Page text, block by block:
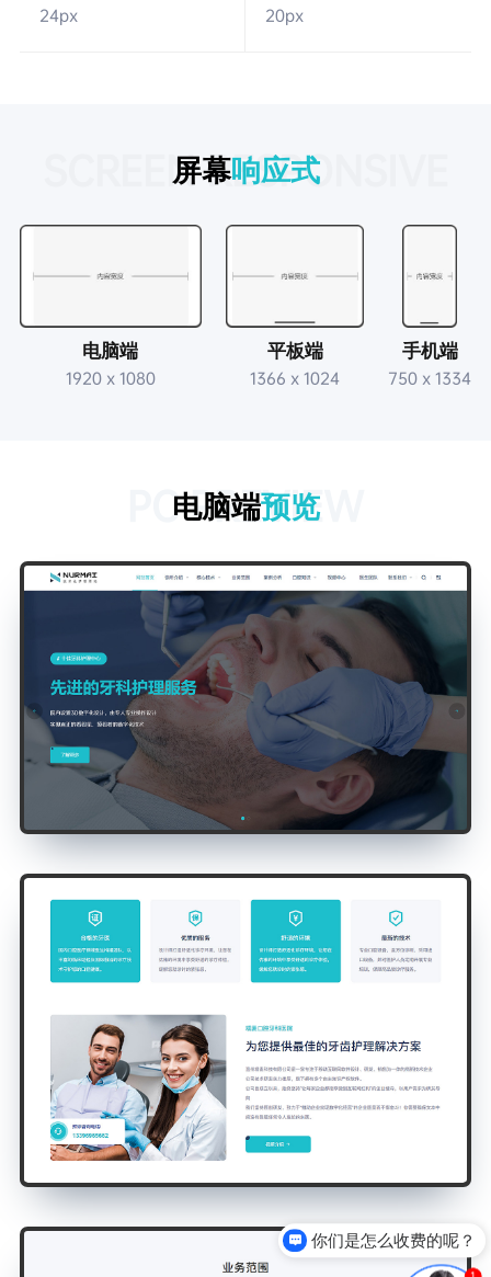
24px
20px
屏幕响应式
SCREEN RESPONSIVE
电脑端
1920 x 1080
平板端
1366 x 1024
手机端
750 x 1334
电脑端预览
PC PREVIEW
你们是怎么收费的呢？